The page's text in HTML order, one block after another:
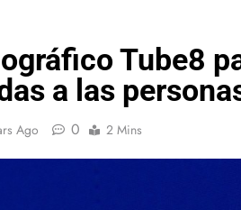
Tube8
a las
Ago 0 2 Mins